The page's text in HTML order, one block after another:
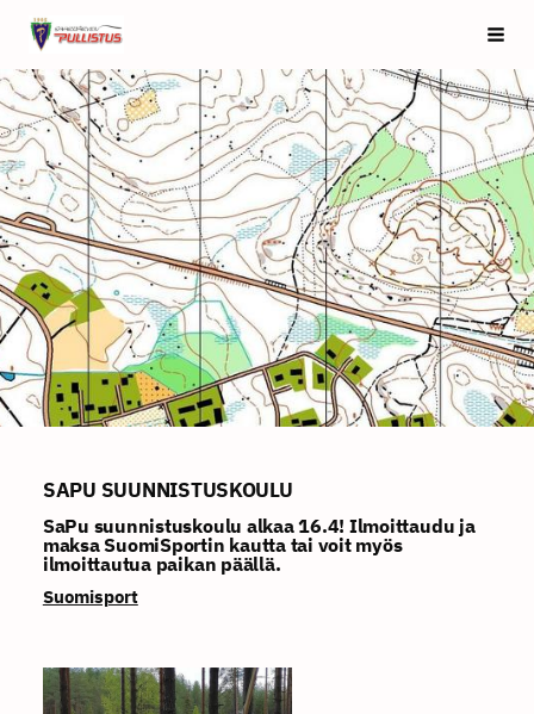
Siirry
sivun
sisältöön
Saarijärven Pullistus
SAPU SUUNNISTUSKOULU
SaPu suunnistuskoulu alkaa 16.4! Ilmoittaudu ja
maksa SuomiSportin kautta tai voit myös
ilmoittautua paikan päällä.
Suomisport